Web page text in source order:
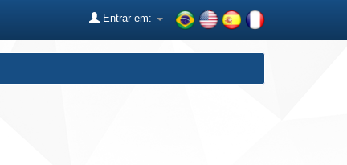
Entrar em: